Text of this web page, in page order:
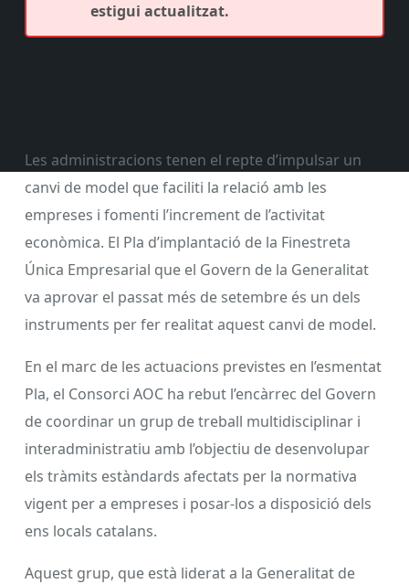
estigui actualitzat.
Les administracions tenen el repte d’impulsar un
canvi de model que faciliti la relació amb les
empreses i fomenti l’increment de l’activitat
econòmica. El Pla d’implantació de la Finestreta
Única Empresarial que el Govern de la Generalitat
va aprovar el passat més de setembre és un dels
instruments per fer realitat aquest canvi de model.
En el marc de les actuacions previstes en l’esmentat
Pla, el Consorci AOC ha rebut l’encàrrec del Govern
de coordinar un grup de treball multidisciplinar i
interadministratiu amb l’objectiu de desenvolupar
els tràmits estàndards afectats per la normativa
vigent per a empreses i posar-los a disposició dels
ens locals catalans.
Aquest grup, que està liderat a la Generalitat de